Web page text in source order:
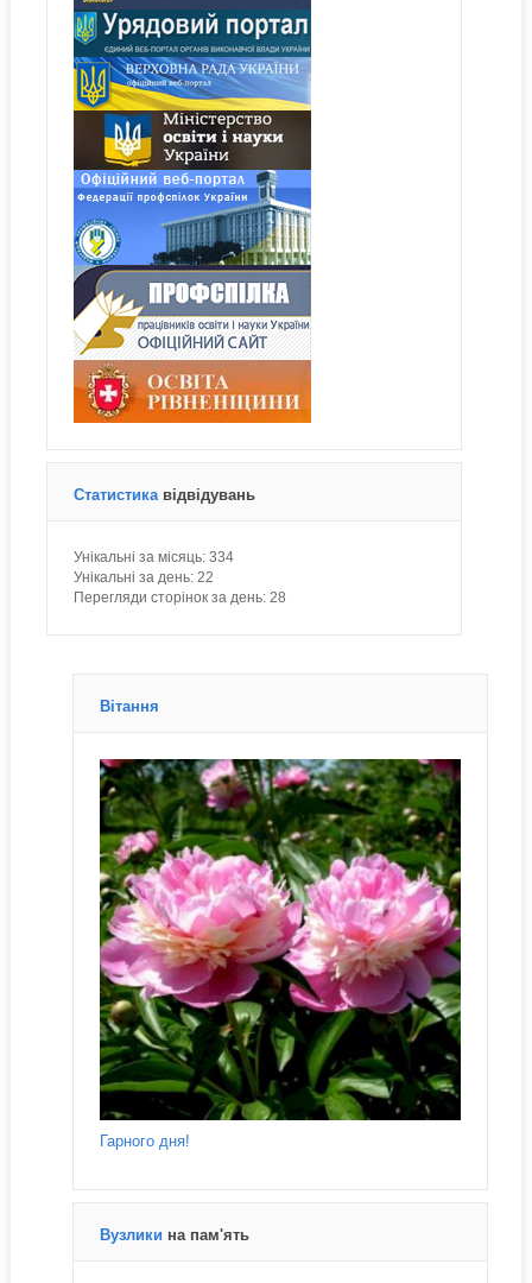
Статистика відвідувань
Унікальні за місяць: 334
Унікальні за день: 22
Перегляди сторінок за день: 28
Вітання
Гарного дня!
Вузлики на пам'ять